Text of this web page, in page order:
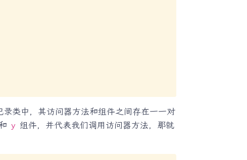
录类中，其访问器方法和组件之间存在一一对
y 组件，并代表我们调用访问器方法，那就